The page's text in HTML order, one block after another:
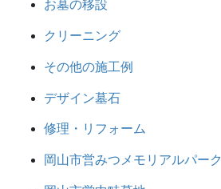
お墓の移設
クリーニング
その他の施工例
デザイン墓石
修理・リフォーム
岡山市営みつメモリアルパーク